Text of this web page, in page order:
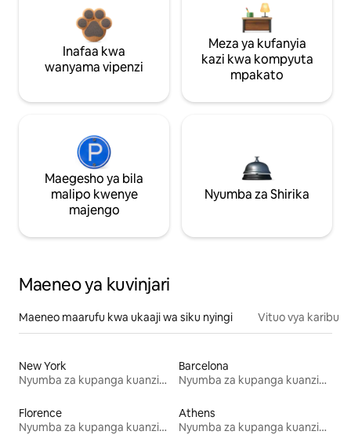
Inafaa kwa
wanyama vipenzi
Meza ya kufanyia
kazi kwa kompyuta
mpakato
Maegesho ya bila
malipo kwenye
majengo
Nyumba za Shirika
Maeneo ya kuvinjari
Maeneo maarufu kwa ukaaji wa siku nyingi Vituo vya karibu
New York
Nyumba za kupanga kuanzia mwezi mmoja
Barcelona
Nyumba za kupanga kuanzia mwezi mmoja
Florence
Nyumba za kupanga kuanzia mwezi mmoja
Athens
Nyumba za kupanga kuanzia mwezi mmoja